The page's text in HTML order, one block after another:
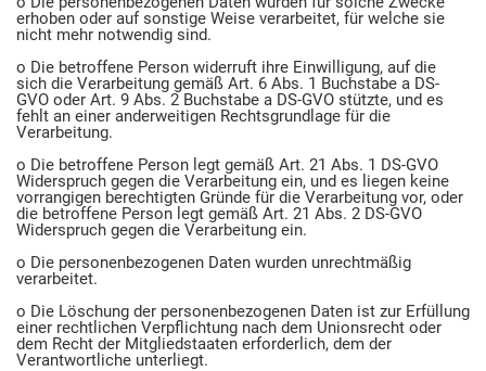
erhoben oder auf sonstige Weise verarbeitet, für welche sie
nicht mehr notwendig sind.
o Die betroffene Person widerruft ihre Einwilligung, auf die
sich die Verarbeitung gemäß Art. 6 Abs. 1 Buchstabe a DS-
GVO oder Art. 9 Abs. 2 Buchstabe a DS-GVO stützte, und es
fehlt an einer anderweitigen Rechtsgrundlage für die
Verarbeitung.
o Die betroffene Person legt gemäß Art. 21 Abs. 1 DS-GVO
Widerspruch gegen die Verarbeitung ein, und es liegen keine
vorrangigen berechtigten Gründe für die Verarbeitung vor, oder
die betroffene Person legt gemäß Art. 21 Abs. 2 DS-GVO
Widerspruch gegen die Verarbeitung ein.
o Die personenbezogenen Daten wurden unrechtmäßig
verarbeitet.
o Die Löschung der personenbezogenen Daten ist zur Erfüllung
einer rechtlichen Verpflichtung nach dem Unionsrecht oder
dem Recht der Mitgliedstaaten erforderlich, dem der
Verantwortliche unterliegt.